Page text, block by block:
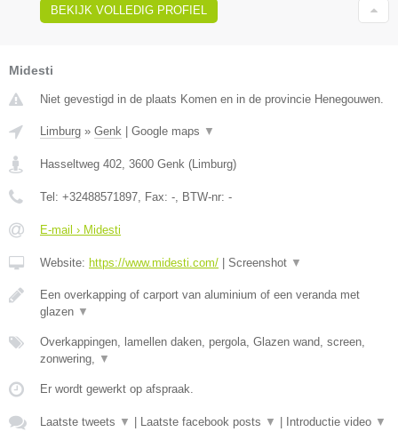
BEKIJK VOLLEDIG PROFIEL
Midesti
Niet gevestigd in de plaats Komen en in de provincie Henegouwen.
Limburg » Genk Google maps ▼
Hasseltweg 402, 3600 Genk (Limburg)
Tel: +32488571897, Fax: -, BTW-nr: -
E-mail › Midesti
Website: https://www.midesti.com/ Screenshot ▼
Een overkapping of carport van aluminium of een veranda met
glazen ▼
Overkappingen, lamellen daken, pergola, Glazen wand, screen,
zonwering, ▼
Er wordt gewerkt op afspraak.
Laatste tweets ▼ Laatste facebook posts ▼ Introductie video ▼